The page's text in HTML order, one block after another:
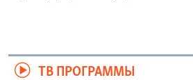
ТВ ПРОГРАММЫ